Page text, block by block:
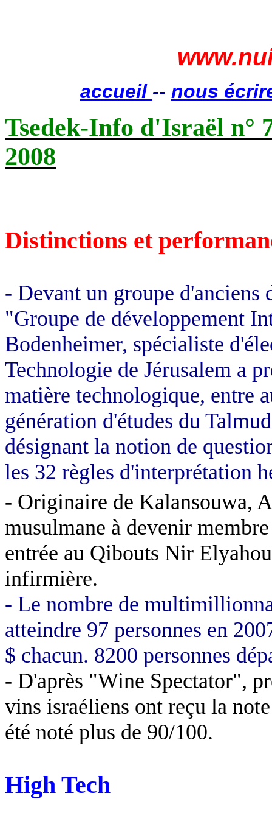
accueil -- nous
Tsedek-Info d'Israël n°
2008
Distinctions et
- Devant un groupe d'anciens
"Groupe de développement
Bodenheimer, spécialiste
Technologie de Jérusalem a
matière technologique, entre
génération d'études du
désignant la notion de
les 32 règles d'interprétation
- Originaire de Kalansouwa,
musulmane à devenir
entrée au Qibouts Nir
infirmière.
- Le nombre de
atteindre 97 personnes en
$ chacun. 8200 personnes
- D'après "Wine Spectator",
vins israéliens ont reçu la
été noté plus de 90/100.
High Tech